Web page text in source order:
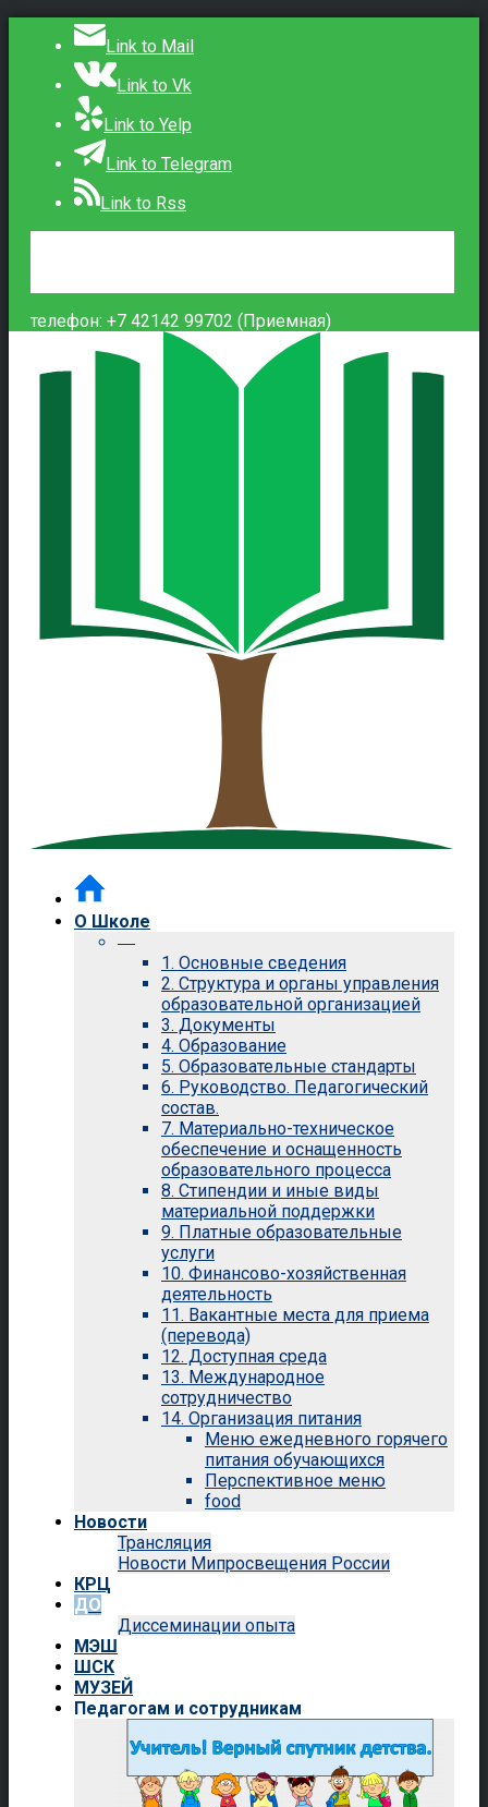
Link to Mail
Link to Vk
Link to Yelp
Link to Telegram
Link to Rss
телефон: +7 42142 99702 (Приемная)
О Школе
—
1. Основные сведения
2. Структура и органы управления
образовательной организацией
3. Документы
4. Образование
5. Образовательные стандарты
6. Руководство. Педагогический
состав.
7. Материально-техническое
обеспечение и оснащенность
образовательного процесса
8. Стипендии и иные виды
материальной поддержки
9. Платные образовательные
услуги
10. Финансово-хозяйственная
деятельность
11. Вакантные места для приема
(перевода)
12. Доступная среда
13. Международное
сотрудничество
14. Организация питания
Меню ежедневного горячего
питания обучающихся
Перспективное меню
food
Новости
Трансляция
Новости Мипросвещения России
КРЦ
ДО
Диссеминации опыта
МЭШ
ШСК
МУЗЕЙ
Педагогам и сотрудникам